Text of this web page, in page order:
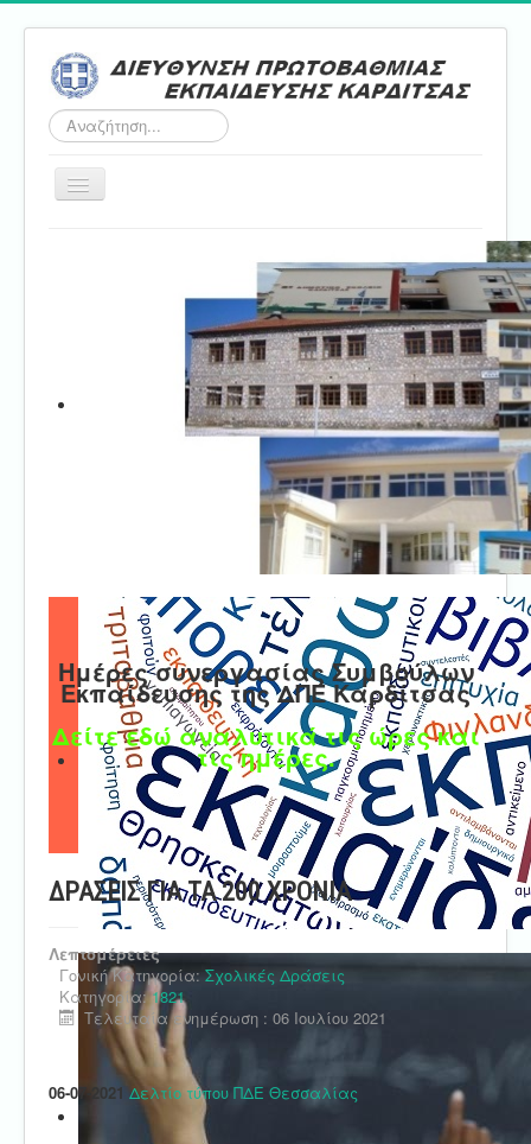
Αναζήτηση...
Εναλλαγή
Ημέρες συνεργασίας Συμβούλων
Εκπαίδευσης της ΔΠΕ Καρδίτσας
Δείτε εδώ αναλυτικά τις ώρες και
τις ημέρες.
ΔΡΑΣΕΙΣ ΓΙΑ ΤΑ 200 ΧΡΟΝΙΑ
Λεπτομέρειες
Γονική Κατηγορία:Σχολικές Δράσεις
Κατηγορία:1821
Τελευταία ενημέρωση : 06 Ιουλίου 2021
06-07-2021 Δελτίο τύπου ΠΔΕ Θεσσαλίας